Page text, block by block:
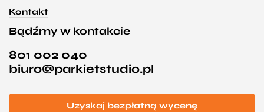
Kontakt
Bądźmy w kontakcie
801 002 040
biuro@parkietstudio.pl
Uzyskaj bezpłatną wycenę